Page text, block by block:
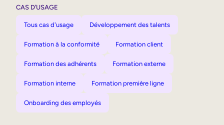
CAS D’USAGE
Tous cas d'usage Développement des talents
Formation à la conformité Formation client
Formation des adhérents Formation externe
Formation interne Formation première ligne
Onboarding des employés